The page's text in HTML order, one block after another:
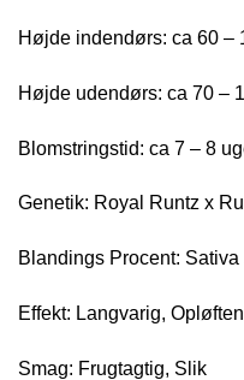
Højde indendørs: ca 60 –
Højde udendørs: ca 70 –
Blomstringstid: ca 7 – 8
Genetik: Royal Runtz x
Blandings Procent:
Effekt: Langvarig,
Smag: Frugtagtig, Slik